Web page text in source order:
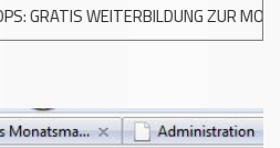
MODERNEN UNFALLREPARATUR